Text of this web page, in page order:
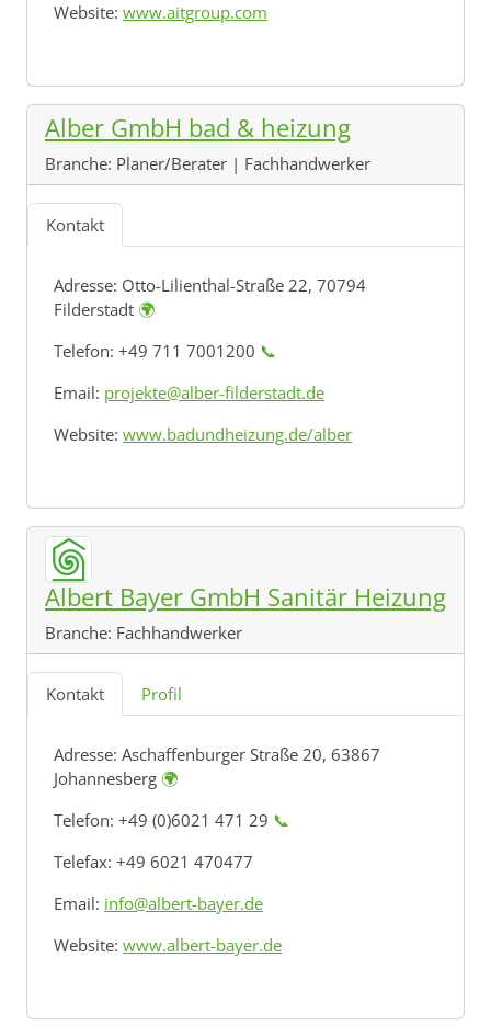
Website: www.aitgroup.com
Alber GmbH bad & heizung
Branche: Planer/Berater | Fachhandwerker
Kontakt
Adresse: Otto-Lilienthal-Straße 22, 70794
Filderstadt 🌍
Telefon: +49 711 7001200 📞
Email: projekte@alber-filderstadt.de
Website: www.badundheizung.de/alber
Albert Bayer GmbH Sanitär Heizung
Branche: Fachhandwerker
Kontakt Profil
Adresse: Aschaffenburger Straße 20, 63867
Johannesberg 🌍
Telefon: +49 (0)6021 471 29 📞
Telefax: +49 6021 470477
Email: info@albert-bayer.de
Website: www.albert-bayer.de